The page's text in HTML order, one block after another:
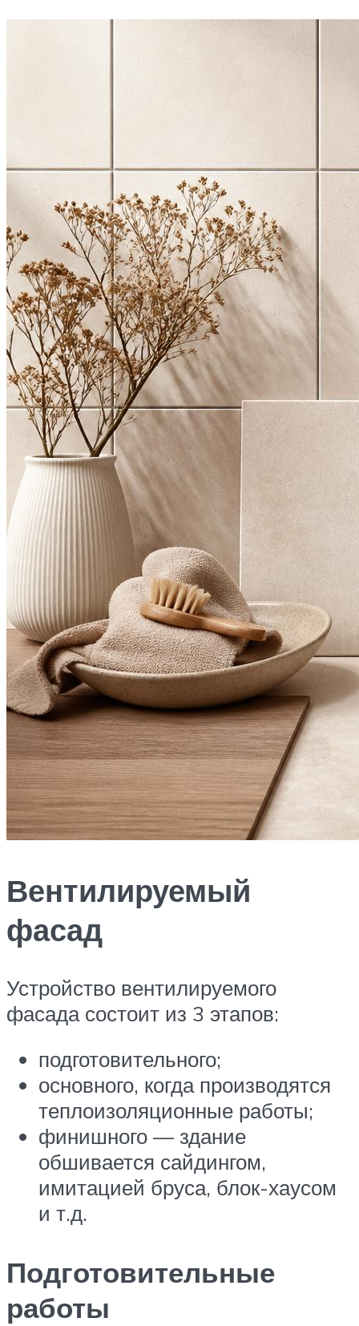
Вентилируемый
фасад
Устройство вентилируемого
фасада состоит из 3 этапов:
подготовительного;
основного, когда производятся
теплоизоляционные работы;
финишного — здание
обшивается сайдингом,
имитацией бруса, блок-хаусом
и т.д.
Подготовительные
работы